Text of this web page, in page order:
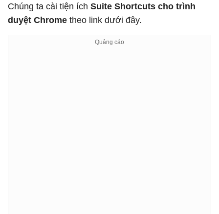
Chúng ta cài tiện ích Suite Shortcuts cho trình
duyệt Chrome theo link dưới đây.